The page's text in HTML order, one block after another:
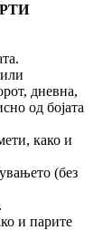
дневна,
од бојата
како и
(без
и парите